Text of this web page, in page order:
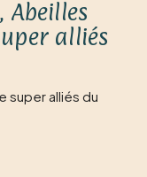
Abeilles
alliés
super alliés du